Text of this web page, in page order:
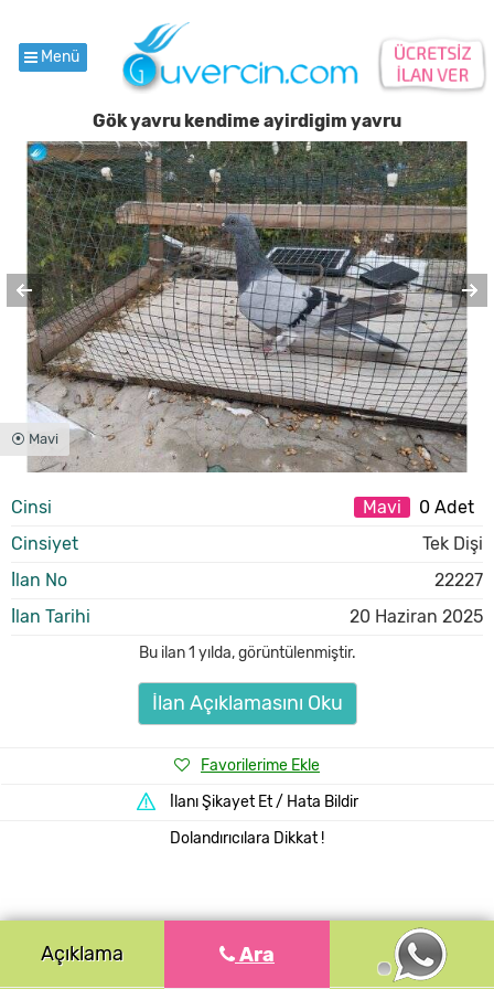
Menü
Gök yavru kendime ayirdigim yavru
⦿ Mavi
Cinsi Mavi
0 Adet
Cinsiyet
Tek Dişi
İlan No
22227
İlan Tarihi
20 Haziran 2025
Bu ilan1 yılda,görüntülenmiştir.
İlan Açıklamasını Oku
Favorilerime Ekle
İlanı Şikayet Et / Hata Bildir
Dolandırıcılara Dikkat !
Açıklama Ara